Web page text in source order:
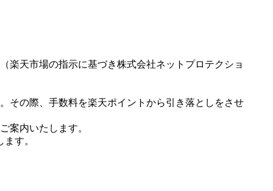
楽天市場の指示に基づき株式会社ネットプロテクショ
その際、手数料を楽天ポイントから引き落としをさせ
案内いたします。
す。